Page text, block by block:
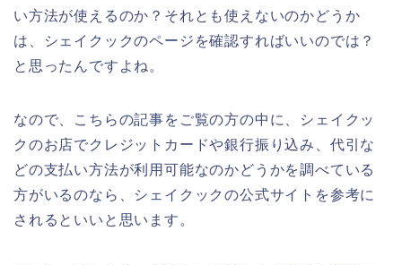
い方法が使えるのか？それとも使えないのかどうか
は、シェイクックのページを確認すればいいのでは？
と思ったんですよね。
なので、こちらの記事をご覧の方の中に、シェイクッ
クのお店でクレジットカードや銀行振り込み、代引な
どの支払い方法が利用可能なのかどうかを調べている
方がいるのなら、シェイクックの公式サイトを参考に
されるといいと思います。